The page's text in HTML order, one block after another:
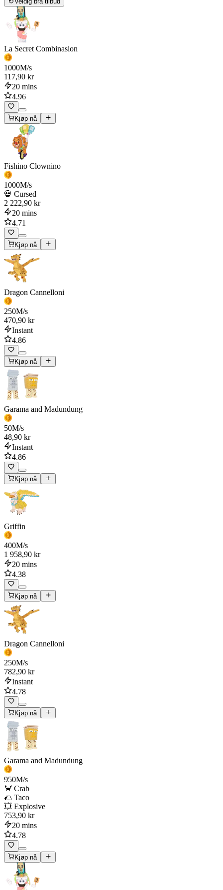
La Secret Combinasion
1000M/s
117,90 kr
20 mins
4.96
Kjøp nå
Fishino Clownino
1000M/s
💀 Cursed
2 222,90 kr
20 mins
4.71
Kjøp nå
Dragon Cannelloni
250M/s
470,90 kr
Instant
4.86
Kjøp nå
Garama and Madundung
50M/s
48,90 kr
Instant
4.86
Kjøp nå
Griffin
400M/s
1 958,90 kr
20 mins
4.38
Kjøp nå
Dragon Cannelloni
250M/s
782,90 kr
Instant
4.78
Kjøp nå
Garama and Madundung
950M/s
🦀 Crab
🌮 Taco
💥 Explosive
753,90 kr
20 mins
4.78
Kjøp nå